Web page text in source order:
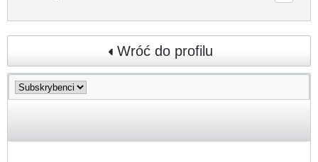
Wróć do profilu